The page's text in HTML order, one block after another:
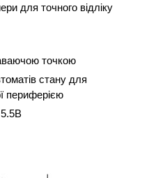
для точного відліку
точкою
стану для
периферією